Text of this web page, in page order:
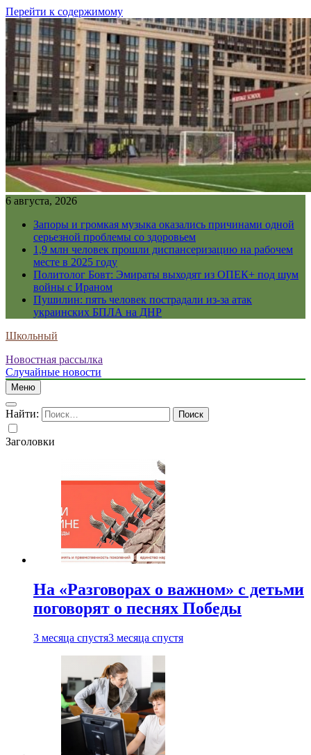
Перейти к содержимому
6 августа, 2026
Запоры и громкая музыка оказались причинами одной
серьезной проблемы со здоровьем
1,9 млн человек прошли диспансеризацию на рабочем
месте в 2025 году
Политолог Бовт: Эмираты выходят из ОПЕК+ под шум
войны с Ираном
Пушилин: пять человек пострадали из-за атак
украинских БПЛА на ДНР
Школьный
Новостная рассылка
Случайные новости
Меню
Найти:
Заголовки
На «Разговорах о важном» с детьми
поговорят о песнях Победы
3 месяца спустя3 месяца спустя